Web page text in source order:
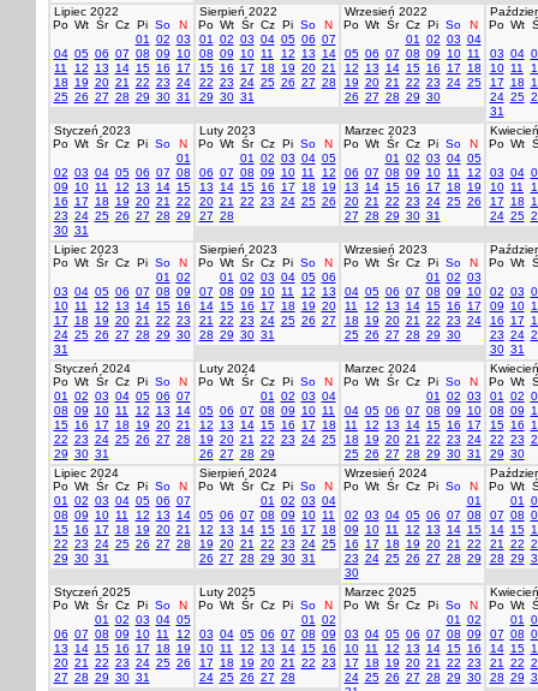
Lipiec 2022
Po Wt Śr Cz Pi So
N
01
02 03
04 05 06 07 08 09
10
11
12 13 14 15 16
17
18
19 20 21 22 23 24
25 26 27 28 29 30 31
Sierpień 2022
Po Wt Śr Cz Pi So
N
01
02 03 04 05 06 07
08 09 10 11 12 13
14
15 16 17 18 19 20 21
22 23 24 25 26 27 28
29 30 31
Wrzesień 2022
Po Wt Śr Cz Pi So
N
01
02 03 04
05 06 07 08 09 10 11
12
13 14 15 16 17
18
19 20 21 22 23 24 25
26 27 28 29 30
Po Wt
03 04
10 11
17
18
24 25
31
Styczeń 2023
Po Wt Śr Cz Pi So
N
01
02 03 04 05 06 07 08
09
10 11 12 13 14 15
16
17 18 19 20 21
22
23 24 25 26 27 28 29
30 31
Luty 2023
Po Wt Śr Cz Pi So
N
01
02 03 04 05
06 07 08 09 10 11
12
13
14 15 16 17 18
19
20 21 22 23 24 25 26
27 28
Marzec 2023
Po Wt Śr Cz Pi So
N
01
02 03 04 05
06 07 08 09 10 11
12
13
14 15 16 17 18
19
20 21 22 23 24 25 26
27 28 29 30 31
Po Wt
03 04
10 11
17
18
24 25
Lipiec 2023
Po Wt Śr Cz Pi So
N
01
02
03 04 05 06 07 08 09
10 11 12 13 14 15 16
17
18 19 20 21 22 23
24 25 26 27 28 29 30
31
Sierpień 2023
Po Wt Śr Cz Pi So
N
01
02 03 04 05 06
07 08 09 10 11 12
13
14 15 16 17 18 19 20
21
22 23 24 25 26 27
28 29 30 31
Wrzesień 2023
Po Wt Śr Cz Pi So
N
01
02 03
04 05 06 07 08 09
10
11
12 13 14 15 16
17
18
19 20 21 22 23 24
25 26 27 28 29 30
Po Wt
02 03
09
10
16
17
23 24
30 31
Styczeń 2024
Po Wt Śr Cz Pi So
N
01
02 03 04 05 06 07
08 09 10 11 12 13
14
15 16 17 18 19 20 21
22 23 24 25 26 27 28
29 30 31
Luty 2024
Po Wt Śr Cz Pi So
N
01
02 03 04
05 06 07 08 09 10 11
12
13 14 15 16 17
18
19 20 21 22 23 24 25
26 27 28 29
Marzec 2024
Po Wt Śr Cz Pi So
N
01
02 03
04 05 06 07 08 09
10
11
12 13 14 15 16
17
18
19 20 21 22 23 24
25 26 27 28 29 30 31
Po Wt
01
02
08 09
15 16
22 23
29 30
Lipiec 2024
Po Wt Śr Cz Pi So
N
01
02 03 04 05 06 07
08 09 10 11 12 13
14
15 16 17 18 19 20 21
22 23 24 25 26 27 28
29 30 31
Sierpień 2024
Po Wt Śr Cz Pi So
N
01
02 03 04
05 06 07 08 09 10 11
12
13 14 15 16 17
18
19 20 21 22 23 24 25
26 27 28 29 30 31
Wrzesień 2024
Po Wt Śr Cz Pi So
N
01
02 03 04 05 06 07 08
09
10 11 12 13 14 15
16
17 18 19 20 21
22
23 24 25 26 27 28 29
30
Po Wt
01
07 08
14 15
21
22
28 29
Styczeń 2025
Po Wt Śr Cz Pi So
N
01
02 03 04 05
06 07 08 09 10 11
12
13
14 15 16 17 18
19
20 21 22 23 24 25 26
27 28 29 30 31
Luty 2025
Po Wt Śr Cz Pi So
N
01
02
03 04 05 06 07 08 09
10 11 12 13 14 15 16
17
18 19 20 21 22 23
24 25 26 27 28
Marzec 2025
Po Wt Śr Cz Pi So
N
01
02
03 04 05 06 07 08 09
10 11 12 13 14 15 16
17
18 19 20 21 22 23
24 25 26 27 28 29 30
Po Wt
01
07 08
14 15
21
22
28 29